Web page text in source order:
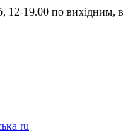
12-19.00 по вихідним, в
ru